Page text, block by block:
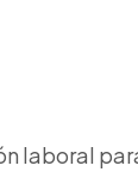
laboral